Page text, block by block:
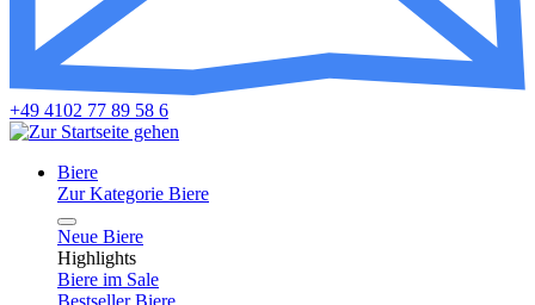
+49 4102 77 89 58 6
Biere
Zur Kategorie Biere
Neue Biere
Highlights
Biere im Sale